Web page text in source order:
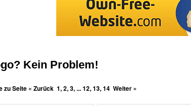
Kein Problem!
zu Seite « Zurück 1,2,3, ...12,13,14 Weiter »